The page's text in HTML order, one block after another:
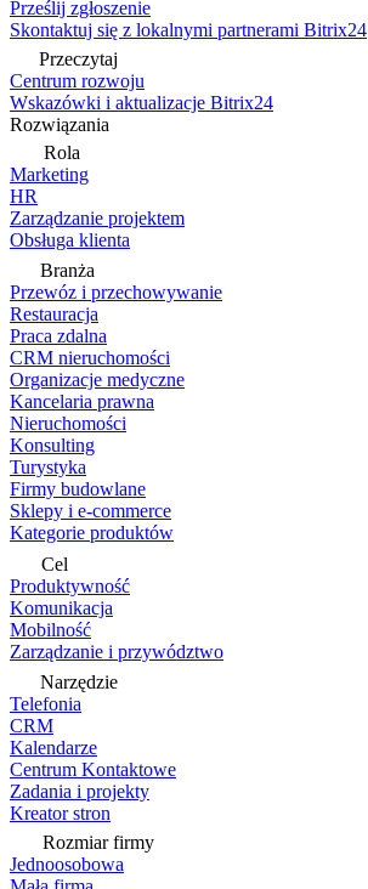
Prześlij zgłoszenie
Skontaktuj się z lokalnymi partnerami Bitrix24
Przeczytaj
Centrum rozwoju
Wskazówki i aktualizacje Bitrix24
Rozwiązania
Rola
Marketing
HR
Zarządzanie projektem
Obsługa klienta
Branża
Przewóz i przechowywanie
Restauracja
Praca zdalna
CRM nieruchomości
Organizacje medyczne
Kancelaria prawna
Nieruchomości
Konsulting
Turystyka
Firmy budowlane
Sklepy i e-commerce
Kategorie produktów
Cel
Produktywność
Komunikacja
Mobilność
Zarządzanie i przywództwo
Narzędzie
Telefonia
CRM
Kalendarze
Centrum Kontaktowe
Zadania i projekty
Kreator stron
Rozmiar firmy
Jednoosobowa